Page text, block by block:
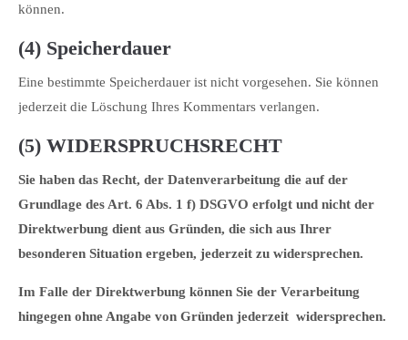
können.
(4) Speicherdauer
Eine bestimmte Speicherdauer ist nicht vorgesehen. Sie können
jederzeit die Löschung Ihres Kommentars verlangen.
(5) WIDERSPRUCHSRECHT
Sie haben das Recht, der Datenverarbeitung die auf der
Grundlage des Art. 6 Abs. 1 f) DSGVO erfolgt und nicht der
Direktwerbung dient aus Gründen, die sich aus Ihrer
besonderen Situation ergeben, jederzeit zu widersprechen.
Im Falle der Direktwerbung können Sie der Verarbeitung
hingegen ohne Angabe von Gründen jederzeit widersprechen.